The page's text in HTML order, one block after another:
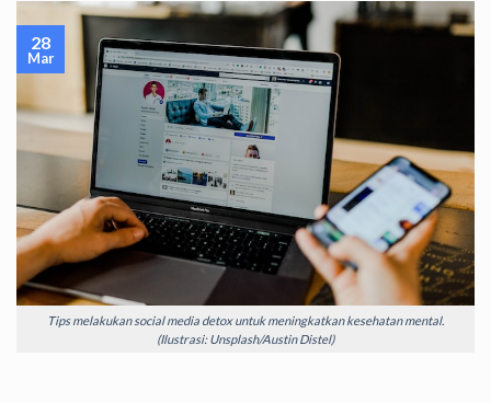
Tips melakukan social media detox untuk meningkatkan kesehatan mental.
(Ilustrasi: Unsplash/Austin Distel)
28
Mar